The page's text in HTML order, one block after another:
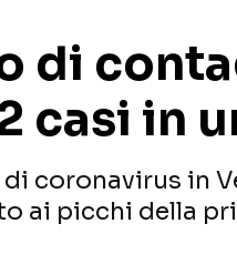
di
casi in
di coronavirus in
ai picchi della